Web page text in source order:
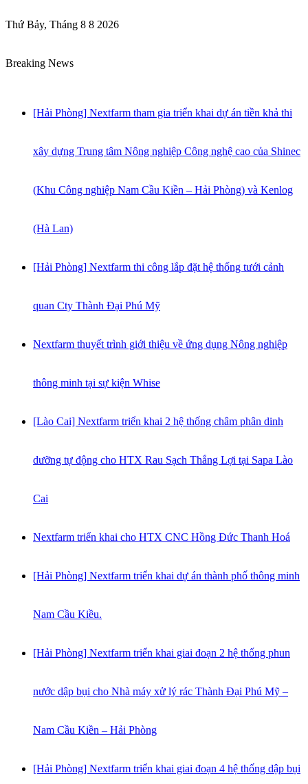
Thứ Bảy, Tháng 8 8 2026
Breaking News
[Hải Phòng] Nextfarm tham gia triển khai dự án tiền khả thi
xây dựng Trung tâm Nông nghiệp Công nghệ cao của Shinec
(Khu Công nghiệp Nam Cầu Kiền – Hải Phòng) và Kenlog
(Hà Lan)
[Hải Phòng] Nextfarm thi công lắp đặt hệ thống tưới cảnh
quan Cty Thành Đại Phú Mỹ
Nextfarm thuyết trình giới thiệu về ứng dụng Nông nghiệp
thông minh tại sự kiện Whise
[Lào Cai] Nextfarm triển khai 2 hệ thống châm phân dinh
dưỡng tự động cho HTX Rau Sạch Thắng Lợi tại Sapa Lào
Cai
Nextfarm triển khai cho HTX CNC Hồng Đức Thanh Hoá
[Hải Phòng] Nextfarm triển khai dự án thành phố thông minh
Nam Cầu Kiều.
[Hải Phòng] Nextfarm triển khai giai đoạn 2 hệ thống phun
nước dập bụi cho Nhà máy xử lý rác Thành Đại Phú Mỹ –
Nam Cầu Kiền – Hải Phòng
[Hải Phòng] Nextfarm triển khai giai đoạn 4 hệ thống dập bụi